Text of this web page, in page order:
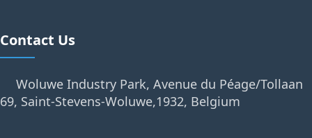
Contact Us
Woluwe Industry Park, Avenue du Péage/Tollaan
69, Saint-Stevens-Woluwe,1932, Belgium